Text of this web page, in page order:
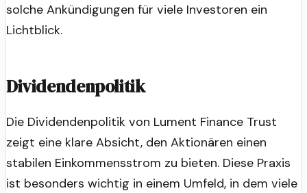
solche Ankündigungen für viele Investoren ein
Lichtblick.
Dividendenpolitik
Die Dividendenpolitik von Lument Finance Trust
zeigt eine klare Absicht, den Aktionären einen
stabilen Einkommensstrom zu bieten. Diese Praxis
ist besonders wichtig in einem Umfeld, in dem viele